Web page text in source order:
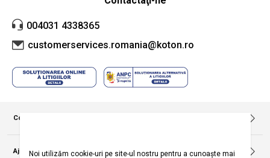
Companie
Politica privind utilizarea modulelor de tip cookie
Ajutor
004031 4338365
customerservices.romania@koton.ro